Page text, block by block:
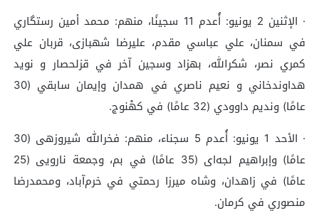
· الإثنين 2 يونيو: أُعدم 11 سجينًا، منهم: محمد أمين رستگاري
في سمنان، علي عباسي مقدم، علیرضا شهبازی، قربان علي
کمري نصر، شكرالله، بهزاد وسجين آخر في قزلحصار و نوید
هداوندخاني و نعيم ناصري في همدان وإيمان سابقي (30
عامًا) ونديم داوودي (32 عامًا) في كهْنوج.
· الأحد 1 يونيو: أُعدم 5 سجناء، منهم: فخرالله شيروزهی (30
عامًا) وإبراهيم لجه‌ای (35 عامًا) في بم، وجمعة نارویی (25
عامًا) في زاهدان، وشاه ميرزا رحمتي في خرم‌آباد، ومحمدرضا
منصوري في كرمان.